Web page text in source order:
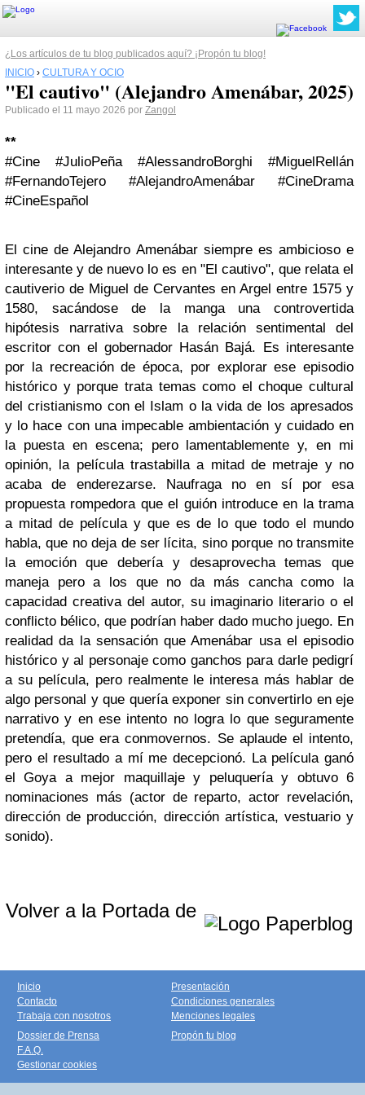
¿Los artículos de tu blog publicados aquí? ¡Propón tu blog!
INICIO › CULTURA Y OCIO
"El cautivo" (Alejandro Amenábar, 2025)
Publicado el 11 mayo 2026 por Zangol
**
#Cine #JulioPeña #AlessandroBorghi #MiguelRellán
#FernandoTejero #AlejandroAmenábar #CineDrama
#CineEspañol
El cine de Alejandro Amenábar siempre es ambicioso e
interesante y de nuevo lo es en "El cautivo", que relata el
cautiverio de Miguel de Cervantes en Argel entre 1575 y
1580, sacándose de la manga una controvertida
hipótesis narrativa sobre la relación sentimental del
escritor con el gobernador Hasán Bajá. Es interesante
por la recreación de época, por explorar ese episodio
histórico y porque trata temas como el choque cultural
del cristianismo con el Islam o la vida de los apresados
y lo hace con una impecable ambientación y cuidado en
la puesta en escena; pero lamentablemente y, en mi
opinión, la película trastabilla a mitad de metraje y no
acaba de enderezarse. Naufraga no en sí por esa
propuesta rompedora que el guión introduce en la trama
a mitad de película y que es de lo que todo el mundo
habla, que no deja de ser lícita, sino porque no transmite
la emoción que debería y desaprovecha temas que
maneja pero a los que no da más cancha como la
capacidad creativa del autor, su imaginario literario o el
conflicto bélico, que podrían haber dado mucho juego. En
realidad da la sensación que Amenábar usa el episodio
histórico y al personaje como ganchos para darle pedigrí
a su película, pero realmente le interesa más hablar de
algo personal y que quería exponer sin convertirlo en eje
narrativo y en ese intento no logra lo que seguramente
pretendía, que era conmovernos. Se aplaude el intento,
pero el resultado a mí me decepcionó. La película ganó
el Goya a mejor maquillaje y peluquería y obtuvo 6
nominaciones más (actor de reparto, actor revelación,
dirección de producción, dirección artística, vestuario y
sonido).
Volver a la Portada de
Inicio
Contacto
Trabaja con nosotros
Presentación
Condiciones generales
Menciones legales
Dossier de Prensa
F.A.Q.
Gestionar cookies
Propón tu blog